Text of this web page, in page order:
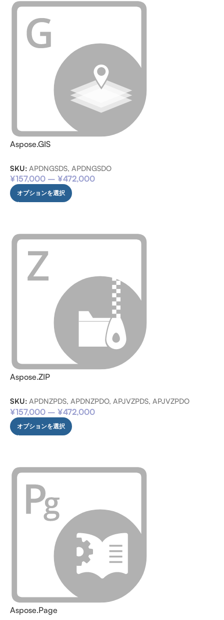
Aspose.GIS
SKU: APDNGSDS, APDNGSDO
¥157,000 – ¥472,000
オプションを選択
Aspose.ZIP
SKU: APDNZPDS, APDNZPDO, APJVZPDS, APJVZPDO
¥157,000 – ¥472,000
オプションを選択
Aspose.Page